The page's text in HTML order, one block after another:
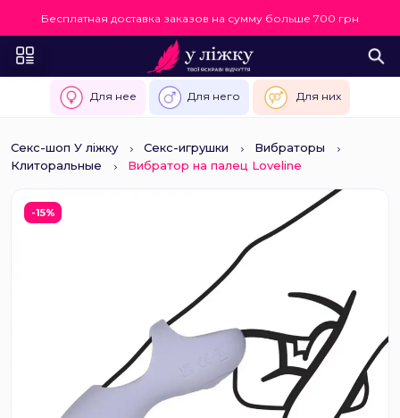
Бесплатная доставка заказов на сумму больше 700 грн
Для нее Для него Для них
Секс-шоп У ліжку Секс-игрушки
Вибраторы
Клиторальные
Вибратор на палец Loveline
-15%